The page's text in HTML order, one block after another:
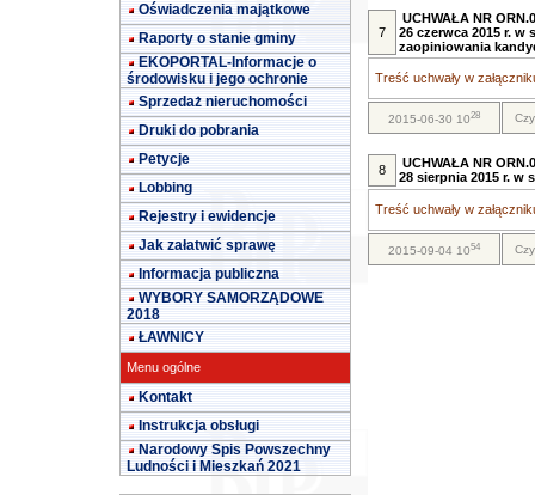
Oświadczenia majątkowe
Raporty o stanie gminy
EKOPORTAL-Informacje o
środowisku i jego ochronie
Sprzedaż nieruchomości
Druki do pobrania
Petycje
Lobbing
Rejestry i ewidencje
Jak załatwić sprawę
Informacja publiczna
WYBORY SAMORZĄDOWE
2018
ŁAWNICY
Menu ogólne
Kontakt
Instrukcja obsługi
Narodowy Spis Powszechny
Ludności i Mieszkań 2021
7
UCHWAŁA NR
26 czerwca 2015 r. w
zaopiniowania
Treść uchwały w
2015-06-30 1028
8
UCHWAŁA NR
28 sierpnia 2015 r. w
Treść uchwały w
2015-09-04 1054